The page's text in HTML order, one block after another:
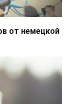
от немецкой